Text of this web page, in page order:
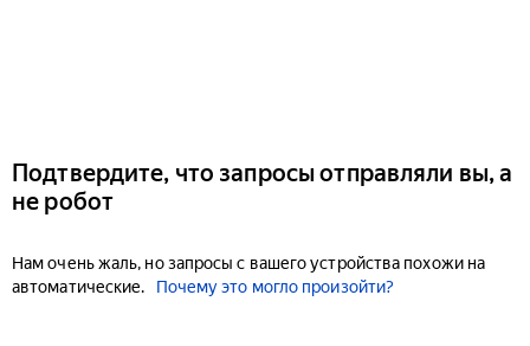
Подтвердите, что запросы отправляли вы, а
не робот
Нам очень жаль, но запросы с вашего устройства похожи на
автоматические.
Почему это могло произойти?